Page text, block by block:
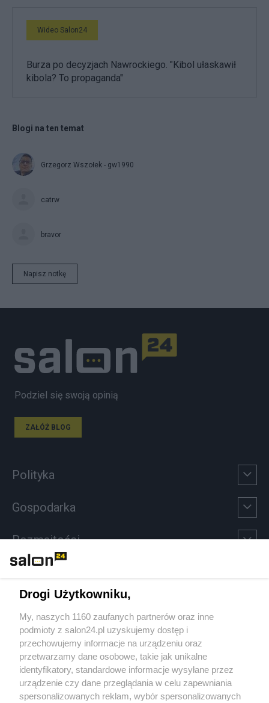
Wideo Salon24
Burza po decyzjach Nawrockiego. "Kibol ułaskawił
kibola? To propaganda"
Blogi na ten temat
Grzegorz Wszołek - gw1990
catrw
bravor
Napisz notkę
Podziel się swoją opinią
ZAŁÓŻ BLOG
Polityka
Gospodarka
Rozmaitości
Sport
Społeczeństwo
Kultura
Drogi Użytkowniku,
My, naszych 1160 zaufanych partnerów oraz inne
podmioty z salon24.pl uzyskujemy dostęp i
przechowujemy informacje na urządzeniu oraz
przetwarzamy dane osobowe, takie jak unikalne
identyfikatory, standardowe informacje wysyłane przez
urządzenie czy dane przeglądania w celu zapewniania
spersonalizowanych reklam, wybór spersonalizowanych